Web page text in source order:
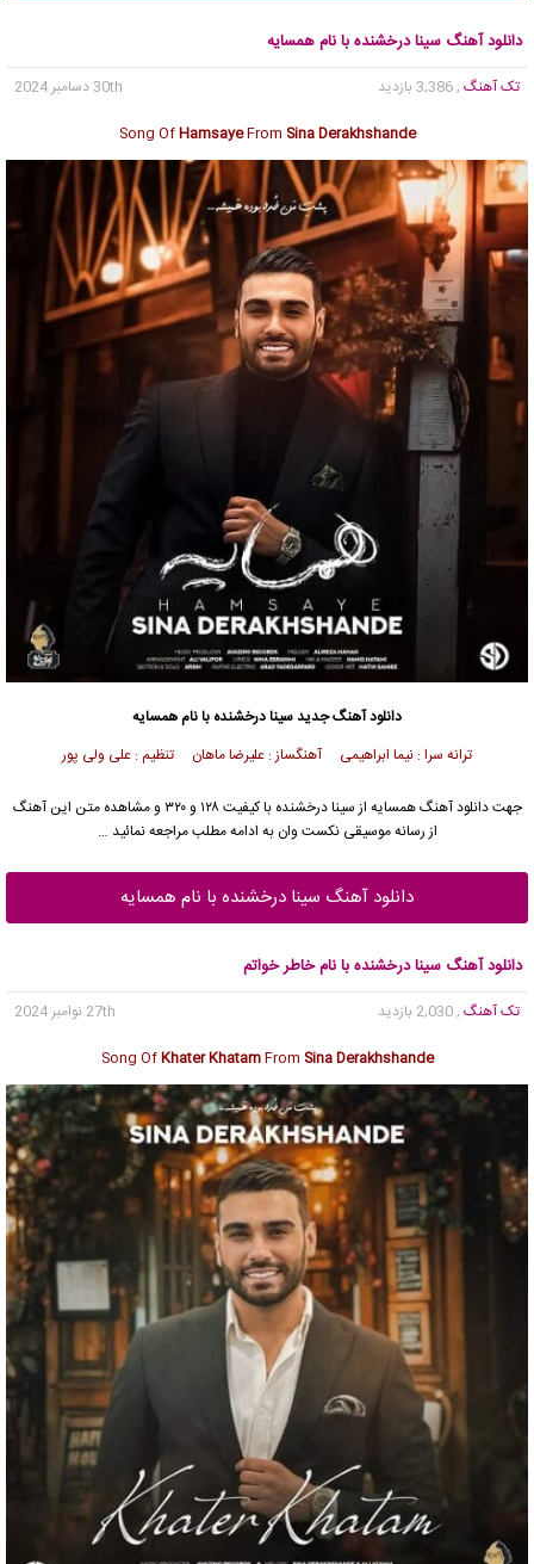
دانلود آهنگ سینا درخشنده با نام همسایه
تک آهنگ , 3,386 بازدید
30th دسامبر 2024
Song OfHamsayeFrom Sina Derakhshande
دانلود آهنگ جدیدسینا درخشنده با نام همسایه
ترانه سرا : نیما ابراهیمی آهنگساز : علیرضا ماهان تنظیم : علی ولی پور
جهت دانلود آهنگ همسایه از سینا درخشنده
با کیفیت ۱۲۸ و ۳۲۰ و مشاهده متن این آهنگ
از رسانه موسیقی نکست وان به ادامه مطلب مراجعه نمائید …
دانلود آهنگ سینا درخشنده با نام همسایه
دانلود آهنگ سینا درخشنده با نام خاطر خواتم
تک آهنگ , 2,030 بازدید
27th نوامبر 2024
Song OfKhater KhatamFrom Sina Derakhshande